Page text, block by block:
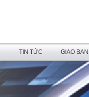
TIN TỨC GIAO